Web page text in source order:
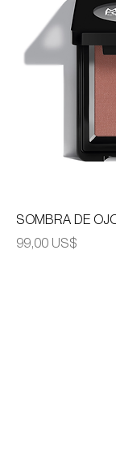
SOMBRA DE
Precio
99,00 US$